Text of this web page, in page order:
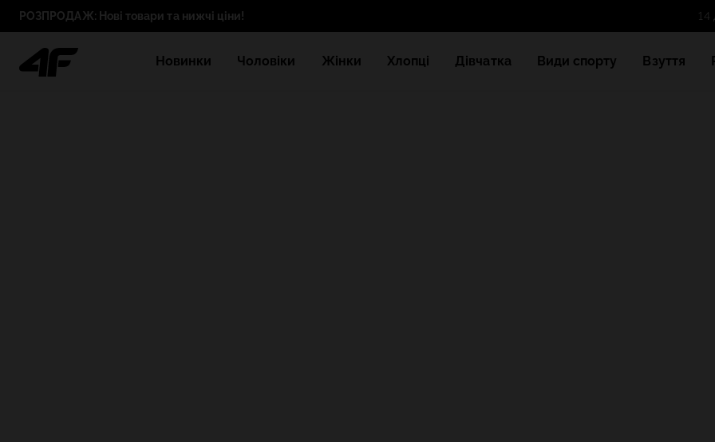
РОЗПРОДАЖ: Нові товари та нижчі ціни!
Новинки Чоловіки Жінки Хлопці Дівчатка Види спорту Взуття